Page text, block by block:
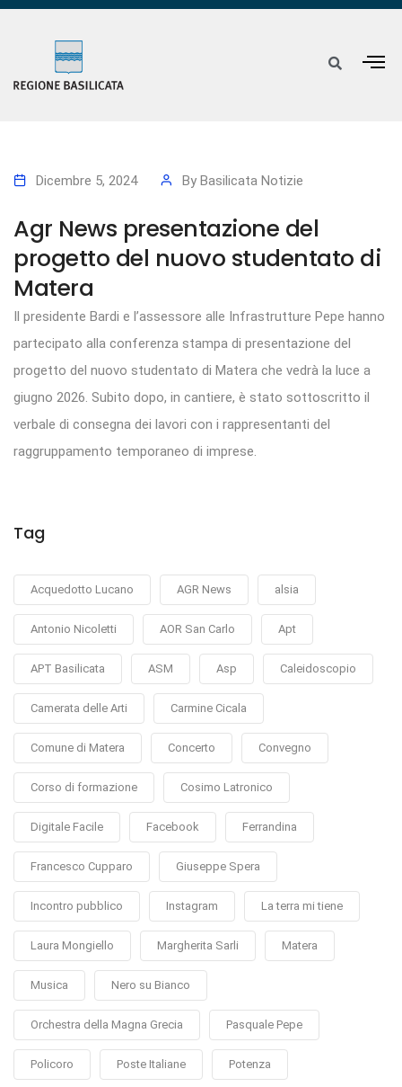
Dicembre 5, 2024 By Basilicata Notizie
Agr News presentazione del
progetto del nuovo studentato di
Matera
Il presidente Bardi e l’assessore alle Infrastrutture Pepe hanno
partecipato alla conferenza stampa di presentazione del
progetto del nuovo studentato di Matera che vedrà la luce a
giugno 2026. Subito dopo, in cantiere, è stato sottoscritto il
verbale di consegna dei lavori con i rappresentanti del
raggruppamento temporaneo di imprese.
Tag
Acquedotto Lucano AGR News alsia
Antonio Nicoletti AOR San Carlo Apt
APT Basilicata ASM Asp Caleidoscopio
Camerata delle Arti Carmine Cicala
Comune di Matera Concerto Convegno
Corso di formazione Cosimo Latronico
Digitale Facile Facebook Ferrandina
Francesco Cupparo Giuseppe Spera
Incontro pubblico Instagram La terra mi tiene
Laura Mongiello Margherita Sarli Matera
Musica Nero su Bianco
Orchestra della Magna Grecia Pasquale Pepe
Policoro Poste Italiane Potenza